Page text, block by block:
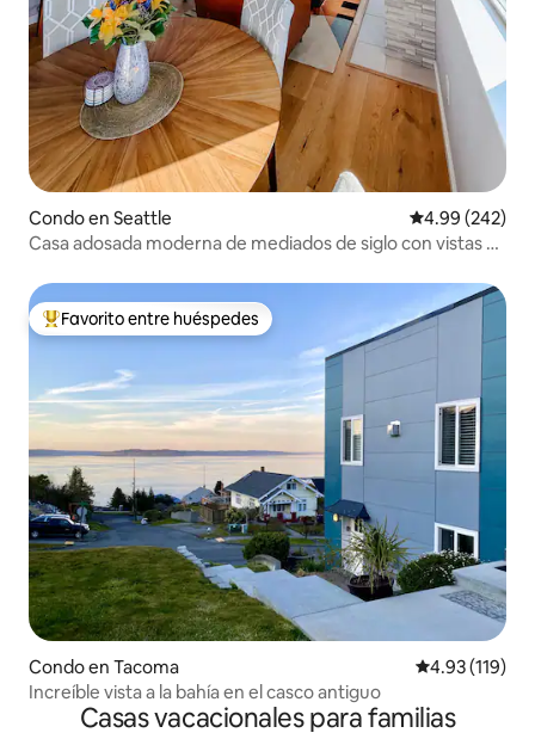
Condo en Seattle Calificación
4.99 (242)
Casa adosada moderna de mediados de siglo con vistas a
Favorito entre huéspedes preferido
Favorito entre huéspedes
Condo en Tacoma Calificación
4.93 (119)
Increíble vista a la bahía en el casco antiguo
Casas vacacionales para familias